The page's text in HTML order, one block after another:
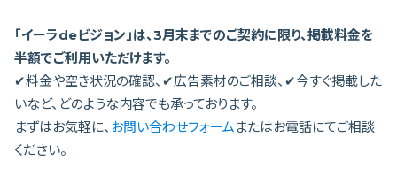
「イーラdeビジョン」は、3月末までのご契約に限り、掲載料金を
半額でご利用いただけます。
✔料金や空き状況の確認、✔広告素材のご相談、✔今すぐ掲載した
いなど、どのような内容でも承っております。
まずはお気軽に、 お問い合わせフォーム またはお電話にてご相談
ください。